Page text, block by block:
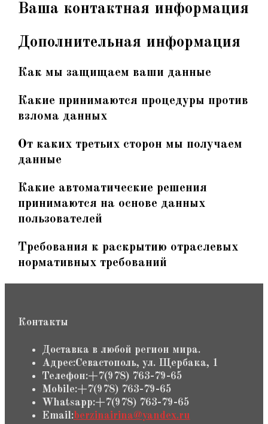
Ваша контактная информация
Дополнительная информация
Как мы защищаем ваши данные
Какие принимаются процедуры против
взлома данных
От каких третьих сторон мы получаем
данные
Какие автоматические решения
принимаются на основе данных
пользователей
Требования к раскрытию отраслевых
нормативных требований
Контакты
Доставка в любой регион мира.
Адрес:Севастополь, ул. Щербака, 1
Телефон:+7(978) 763-79-65
Mobile:+7(978) 763-79-65
Whatsapp:+7(978) 763-79-65
Email:berzinairina@yandex.ru